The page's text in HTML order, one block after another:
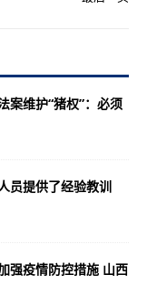
案维护“猪权”：必须
员提供了经验教训
强疫情防控措施 山西